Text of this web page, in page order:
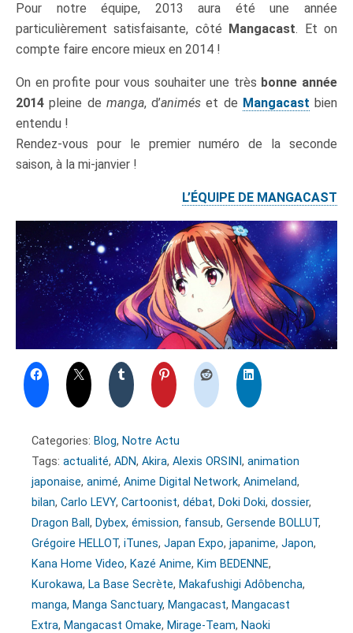
Pour notre équipe, 2013 aura été une année
particulièrement satisfaisante, côté
Mangacast. Et on
compte faire encore mieux en 2014 !
On en profite pour vous souhaiter une très bonne année
2014 pleine de manga, d’animés et de Mangacast bien
entendu !
Rendez-vous pour le premier numéro de la seconde
saison, à la mi-janvier !
L’ÉQUIPE DE MANGACAST
Categories: Blog, Notre Actu
Tags: actualité, ADN, Akira, Alexis ORSINI , animation
japonaise, animé, Anime Digital Network, Animeland,
bilan, Carlo LEVY, Cartoonist, débat, Doki Doki, dossier,
Dragon Ball , Dybex, émission, fansub, Gersende BOLLUT,
Grégoire HELLOT, iTunes, Japan Expo, japanime, Japon,
Kana Home Video, Kazé Anime, Kim BEDENNE,
Kurokawa, La Base Secrète, Makafushigi Adôbencha,
manga, Manga Sanctuary, Mangacast, Mangacast
Extra, Mangacast Omake, Mirage-Team, Naoki